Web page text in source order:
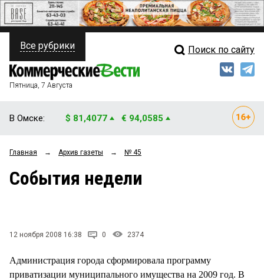
ПОЛИТИКА
ФИНАНСЫ
ОБЩЕСТВО
ЗАКОН
ПРОИСШЕСТВИЯ
СТИЛЬ ЖИЗНИ
Свежий выпуск
Все рубрики Поиск по сайту
Пятница, 7 Августа
В Омске: $ 81,4077 € 94,0585
Главная → Архив газеты → № 45
События недели
12 ноября 2008 16:38 0 2374
Администрация города сформировала программу
приватизации муниципального имущества на 2009 год. В